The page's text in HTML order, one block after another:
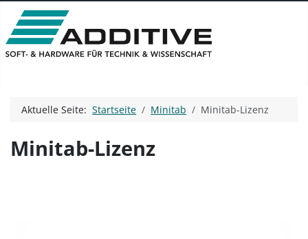
Aktuelle Seite:Startseite Minitab Minitab-Lizenz
Minitab-Lizenz